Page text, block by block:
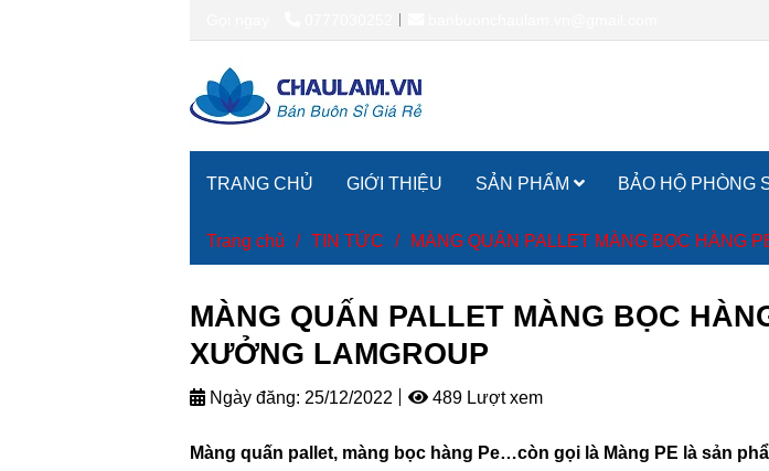
TRANG CHỦ GIỚI THIỆU SẢN PHẨM BẢO HỘ PHÒNG
Trang chủ / TIN TỨC / MÀNG QUẤN PALLET MÀNG BỌC HÀNG
MÀNG QUẤN PALLET MÀNG BỌC
XƯỞNG LAMGROUP
Ngày đăng: 25/12/2022 489 Lượt xem
Màng quấn pallet, màng bọc hàng Pe…còn gọi là Màng PE là sản